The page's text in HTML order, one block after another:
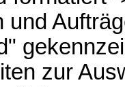
und
zur